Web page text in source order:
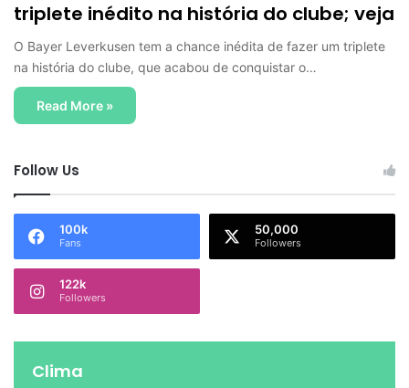
triplete inédito na história do clube; veja
O Bayer Leverkusen tem a chance inédita de fazer um triplete
na história do clube, que acabou de conquistar o…
Read More »
Follow Us
100k
Fans
50,000
Followers
122k
Followers
Clima